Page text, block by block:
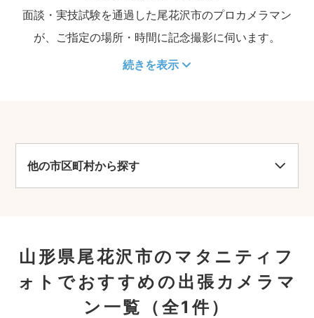
面談・実技試験を通過した尾花沢市のプロカメラマン
が、ご指定の場所・時間に記念撮影に伺います。
続きを表示
他の市区町村から探す
山形県尾花沢市のマタニティフ
ォトでおすすめの出張カメラマ
ン一覧
（全1件）